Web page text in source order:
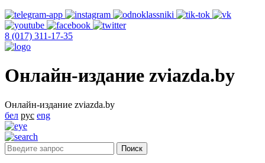
8 (017) 311-17-35
Онлайн-издание zviazda.by
Онлайн-издание zviazda.by
бел рус eng